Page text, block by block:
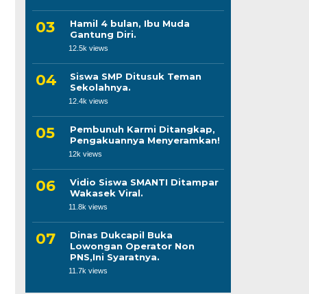
Hamil 4 bulan, Ibu Muda
Gantung Diri.
12.5k views
Siswa SMP Ditusuk Teman
Sekolahnya.
12.4k views
Pembunuh Karmi Ditangkap,
Pengakuannya Menyeramkan!
12k views
Vidio Siswa SMANTI Ditampar
Wakasek Viral.
11.8k views
Dinas Dukcapil Buka
Lowongan Operator Non
PNS,Ini Syaratnya.
11.7k views